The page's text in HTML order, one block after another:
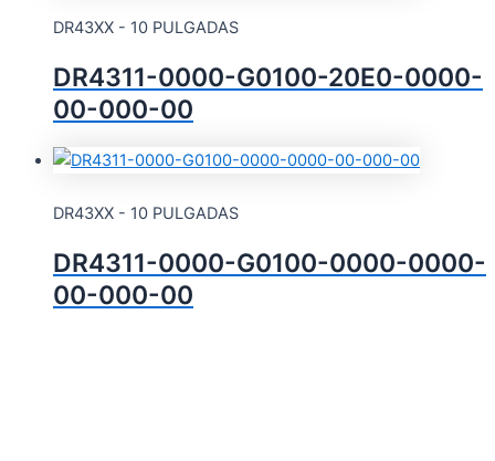
DR43XX - 10 PULGADAS
DR4311-0000-G0100-20E0-0000-
00-000-00
DR43XX - 10 PULGADAS
DR4311-0000-G0100-0000-0000-
00-000-00